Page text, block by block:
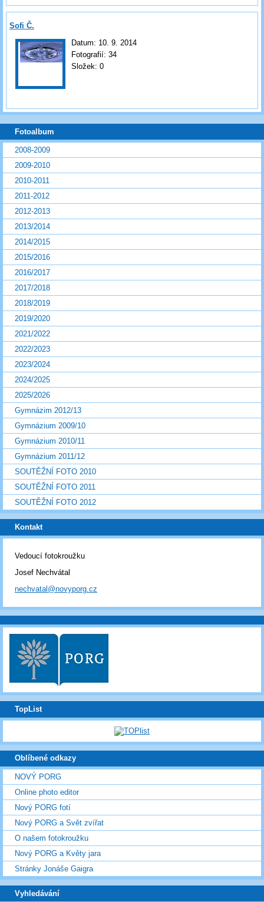
Sofi Č.
Datum: 10. 9. 2014
Fotografií: 34
Složek: 0
Fotoalbum
2008-2009
2009-2010
2010-2011
2011-2012
2012-2013
2013/2014
2014/2015
2015/2016
2016/2017
2017/2018
2018/2019
2019/2020
2021/2022
2022/2023
2023/2024
2024/2025
2025/2026
Gymnázim 2012/13
Gymnázium 2009/10
Gymnázium 2010/11
Gymnázium 2011/12
SOUTĚŽNÍ FOTO 2010
SOUTĚŽNÍ FOTO 2011
SOUTĚŽNÍ FOTO 2012
Kontakt
Vedoucí fotokroužku
Josef Nechvátal
nechvatal@novyporg.cz
TopList
Oblíbené odkazy
NOVÝ PORG
Online photo editor
Nový PORG fotí
Nový PORG a Svět zvířat
O našem fotokroužku
Nový PORG a Květy jara
Stránky Jonáše Gaigra
Vyhledávání